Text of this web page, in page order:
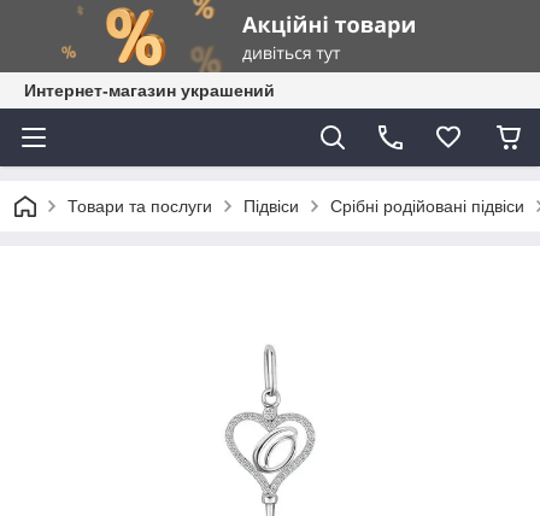
Интернет-магазин украшений
Товари та послуги Підвіси Срібні родійовані підвіси